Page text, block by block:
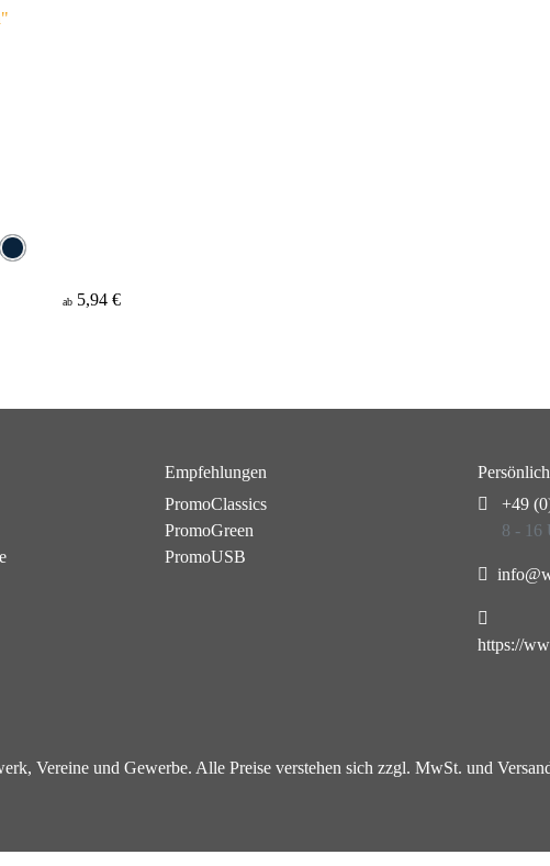
ab 5,94 €
Empfehlungen
PromoClassics
PromoGreen
PromoUSB
+49
8 - 16
https://
Vereine und Gewerbe. Alle Preise verstehen sich zzgl. MwSt. und